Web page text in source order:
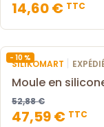
14,60 € TTC
- 10 %
SILIKOMART |
Moule en
52,88 €
47,59 € TTC